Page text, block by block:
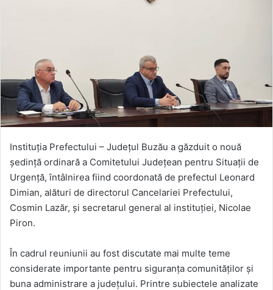
Instituția Prefectului – Județul Buzău a găzduit o nouă
ședință ordinară a Comitetului Județean pentru Situații de
Urgență, întâlnirea fiind coordonată de prefectul Leonard
Dimian, alături de directorul Cancelariei Prefectului,
Cosmin Lazăr, și secretarul general al instituției, Nicolae
Piron.
În cadrul reuniunii au fost discutate mai multe teme
considerate importante pentru siguranța comunităților și
buna administrare a județului. Printre subiectele analizate